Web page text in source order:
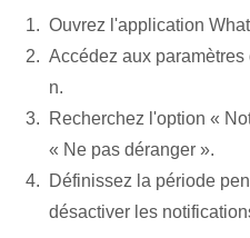
Ouvrez l'application
Accédez aux
n.
Recherchez l'option «
« Ne pas déranger ».
Définissez la période
désactiver les